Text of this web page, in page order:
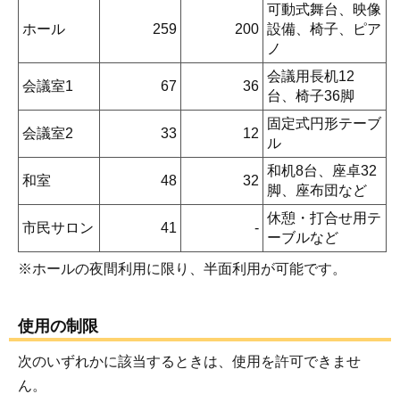
ホール 259 200
可動式舞台、映像
設備、椅子、ピア
ノ
会議室1 67 36
会議用長机12
台、椅子36脚
会議室2 33 12
固定式円形テーブ
ル
和室 48 32
和机8台、座卓32
脚、座布団など
市民サロン 41 -
休憩・打合せ用テ
ーブルなど
※ホールの夜間利用に限り、半面利用が可能です。
使用の制限
次のいずれかに該当するときは、使用を許可できませ
ん。